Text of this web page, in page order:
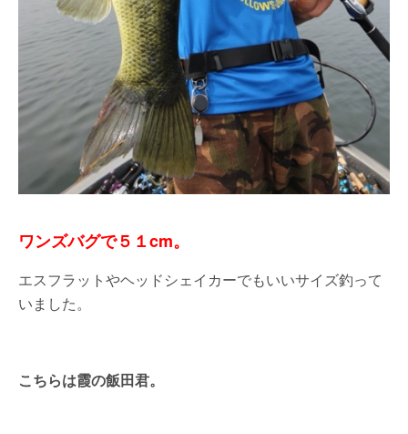
ワンズバグで５１cm。
エスフラットやヘッドシェイカーでもいいサイズ釣って
いました。
こちらは霞の飯田君。